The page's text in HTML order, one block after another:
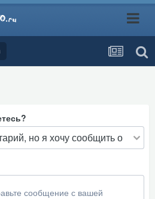
сообщение с вашей